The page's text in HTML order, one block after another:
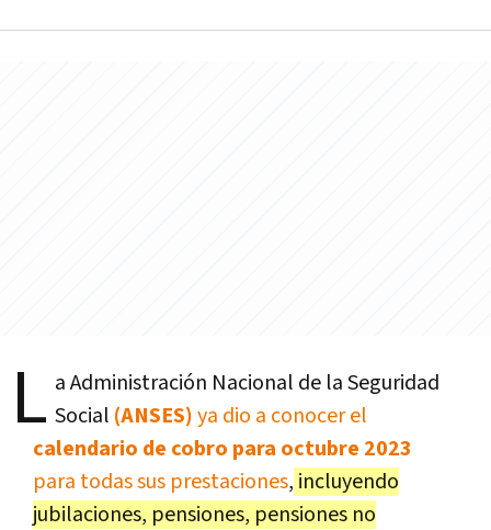
L a Administración Nacional de la Seguridad
Social (ANSES)ya dio a conocer el
calendario de cobro para octubre 2023
para todas sus prestaciones, incluyendo
jubilaciones, pensiones, pensiones no